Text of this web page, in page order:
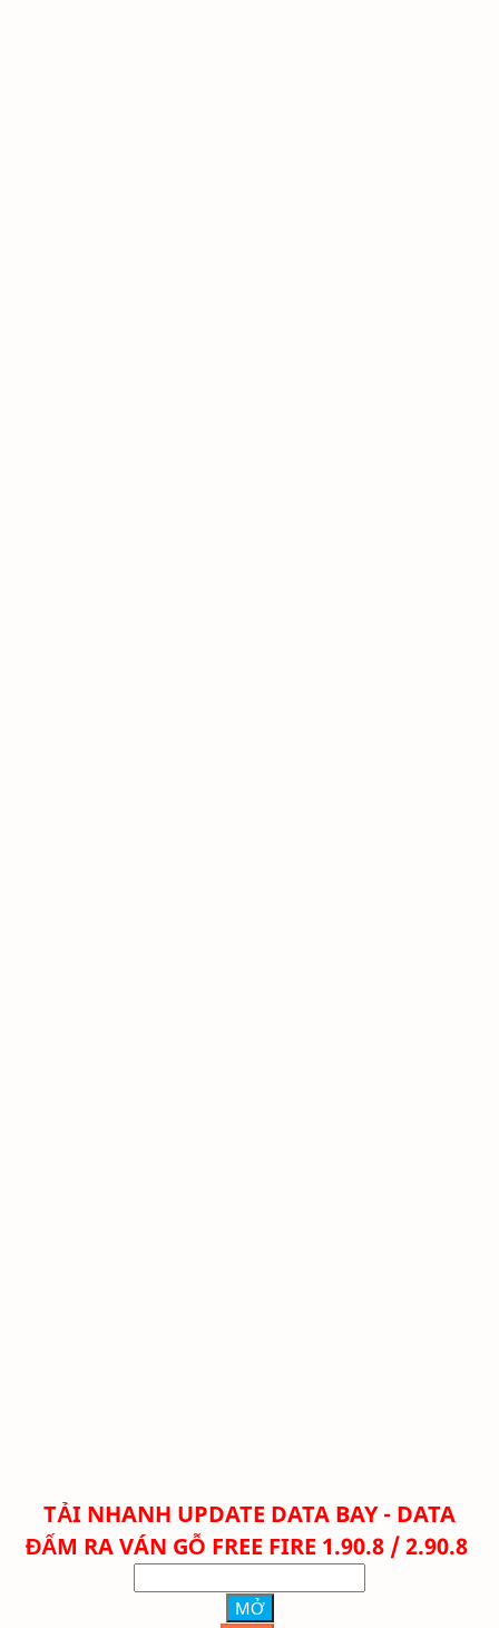
TẢI NHANH UPDATE DATA BAY - DATA
ĐẤM RA VÁN GỖ FREE FIRE 1.90.8 / 2.90.8
MỞ